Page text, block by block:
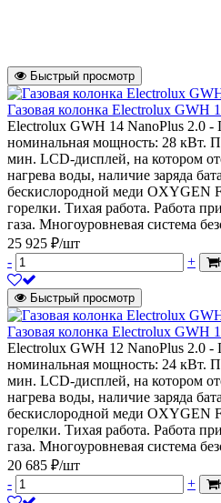
Быстрый просмотр
Газовая колонка Electrolux GWH
Electrolux GWH 14 NanoPlus 2.0 -
номинальная мощность: 28 кВт.
мин. LCD-дисплей, на котором
нагрева воды, наличие заряда
бескислородной меди OXYGEN
горелки. Тихая работа. Работа
газа. Многоуровневая система
25 925 ₽/шт
-
+
Быстрый просмотр
Газовая колонка Electrolux GWH
Electrolux GWH 12 NanoPlus 2.0 -
номинальная мощность: 24 кВт.
мин. LCD-дисплей, на котором
нагрева воды, наличие заряда
бескислородной меди OXYGEN
горелки. Тихая работа. Работа
газа. Многоуровневая система
20 685 ₽/шт
-
+